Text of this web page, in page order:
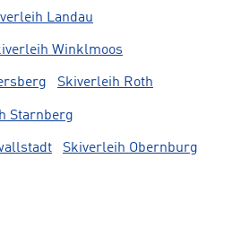
Landau
Winklmoos
Skiverleih Roth
Starnberg
Skiverleih Obernburg